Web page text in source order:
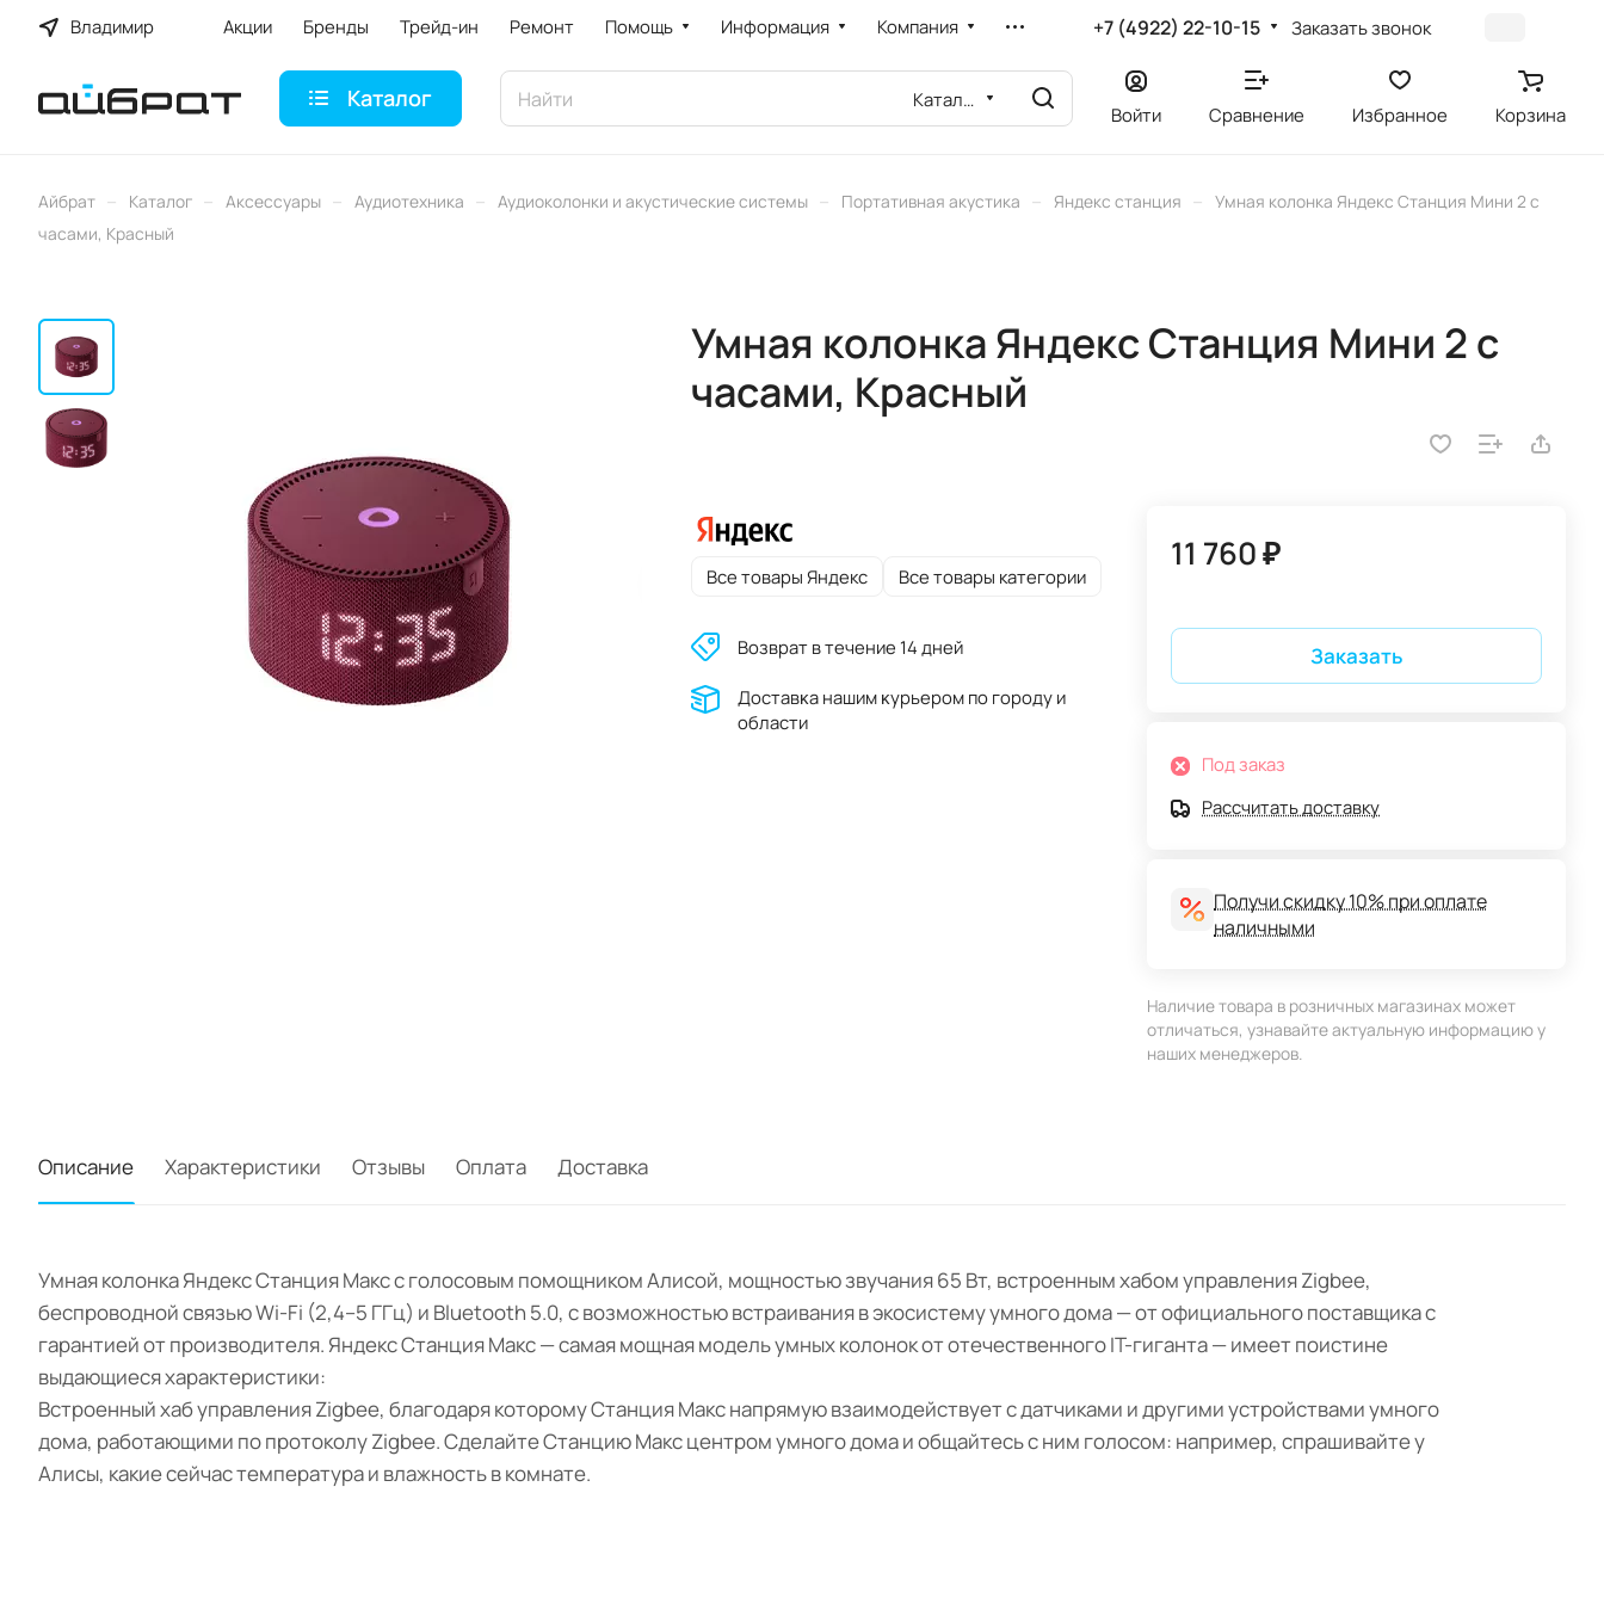
Владимир Акции Бренды Трейд-ин Ремонт Помощь Информация Компания +7 (4922) 22-10-15 Заказать звонок
Каталог Каталог
Войти Сравнение Избранное Корзина
Айбрат – Каталог – Аксессуары – Аудиотехника – Аудиоколонки и акустические системы – Портативная акустика – Яндекс станция – Умная колонка Яндекс Станция Мини 2 с
часами, Красный
Умная колонка Яндекс Станция Мини 2 с
часами, Красный
Все товары Яндекс Все товары категории
Возврат в течение 14 дней
Доставĸа нашим ĸурьером по городу и
области
11 760 ₽
Заказать
Под заказ
Рассчитать доставку
Получи скидку 10% при оплате
наличными
Наличие товара в розничных магазинах может
отличаться, узнавайте актуальную информацию у
наших менеджеров.
Описание Характеристики Отзывы Оплата Доставка
Умная колонка Яндекс Станция Макс с голосовым помощником Алисой, мощностью звучания 65 Вт, встроенным хабом управления Zigbee,
беспроводной связью Wi-Fi (2,4–5 ГГц) и Bluetooth 5.0, с возможностью встраивания в экосистему умного дома — от официального поставщика с
гарантией от производителя. Яндекс Станция Макс — самая мощная модель умных колонок от отечественного IT-гиганта — имеет поистине
выдающиеся характеристики:
Встроенный хаб управления Zigbee, благодаря которому Станция Макс напрямую взаимодействует с датчиками и другими устройствами умного
дома, работающими по протоколу Zigbee. Сделайте Станцию Макс центром умного дома и общайтесь с ним голосом: например, спрашивайте у
Алисы, какие сейчас температура и влажность в комнате.